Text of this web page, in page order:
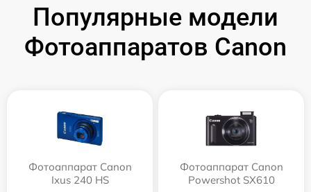
Популярные модели
Фотоаппаратов Canon
Фотоаппарат Canon
Ixus 240 HS
Фотоаппарат Canon
Powershot SX610